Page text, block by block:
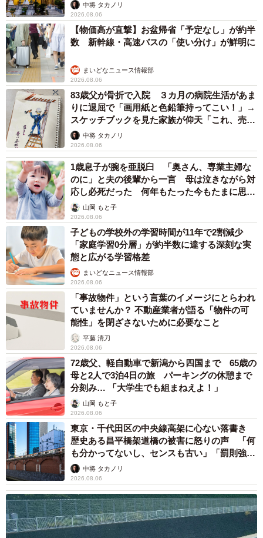
中将 タカノリ
2026.08.06
【物価高が直撃】お盆帰省「予定なし」が約半
数 新幹線・高速バスの「使い分け」が鮮明に
まいどなニュース情報部
2026.08.06
83歳父が骨折で入院 ３カ月の病院生活があま
りに退屈で「画用紙と色鉛筆持ってこい！」→
スケッチブックを見た家族が仰天「これ、売れ
ますよ…」
中将 タカノリ
2026.08.06
1歳息子が腕を亜脱臼 「奥さん、専業主婦な
のに」と夫の後輩から一言 母は泣きながら対
応し必死だった 何年もたった今もたまに思い
出し…山岡 もと子
2026.08.06
子どもの学校外の学習時間が11年で2割減少
「家庭学習0分層」が約半数に達する深刻な実
態と広がる学習格差
まいどなニュース情報部
2026.08.06
「事故物件」という言葉のイメージにとらわれ
ていませんか？ 不動産業者が語る「物件の可
能性」を閉ざさないために必要なこと
平藤 清刀
2026.08.06
72歳父、軽自動車で新潟から四国まで 65歳の
母と2人で3泊4日の旅 パーキングの休憩まで
分刻み… 「大学生でも組まねえよ！」
山岡 もと子
2026.08.06
東京・千代田区の中央線高架に心ない落書き
歴史ある昌平橋架道橋の被害に怒りの声 「何
も分かってないし、センスも古い」「罰則強化
して」中将 タカノリ
2026.08.06